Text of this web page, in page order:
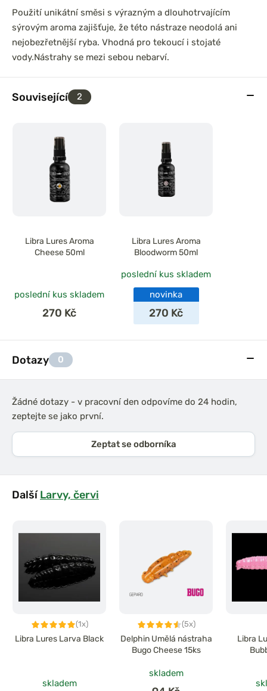
Použití unikátní směsi s výrazným a dlouhotrvajícím
sýrovým aroma zajišťuje, že této nástraze neodolá ani
nejobezřetnější ryba. Vhodná pro tekoucí i stojaté
vody.Nástrahy se mezi sebou nebarví.
Související 2
Libra Lures Aroma
Cheese 50ml
poslední kus skladem
270 Kč
Libra Lures Aroma
Bloodworm 50ml
poslední kus skladem
novinka
270 Kč
Dotazy 0
Žádné dotazy - v pracovní den odpovíme do 24 hodin,
zeptejte se jako první.
Zeptat se odborníka
DalšíLarvy, červi
(1x)
Libra Lures Larva Black
skladem
(5x)
Delphin Umělá nástraha
Bugo Cheese 15ks
skladem
Libra